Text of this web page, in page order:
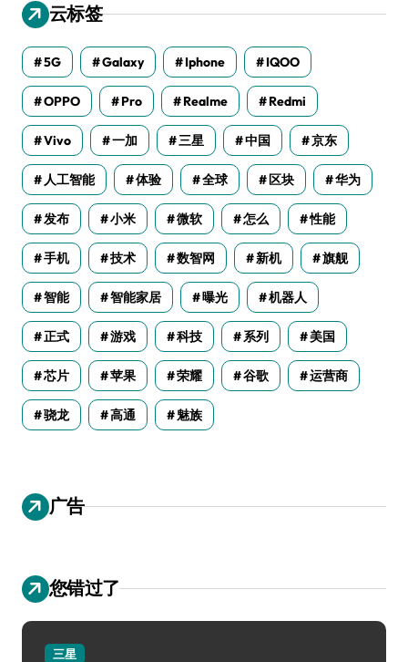
云标签
5G Galaxy Iphone IQOO
OPPO Pro Realme Redmi
Vivo 一加 三星 中国 京东
人工智能 体验 全球 区块 华为
发布 小米 微软 怎么 性能
手机 技术 数智网 新机 旗舰
智能 智能家居 曝光 机器人
正式 游戏 科技 系列 美国
芯片 苹果 荣耀 谷歌 运营商
骁龙 高通 魅族
广告
您错过了
三星